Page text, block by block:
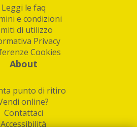
Leggi le faq
e condizioni
di utilizzo
Privacy
Cookies
About
punto di ritiro
online?
Contattaci
Accessibilità